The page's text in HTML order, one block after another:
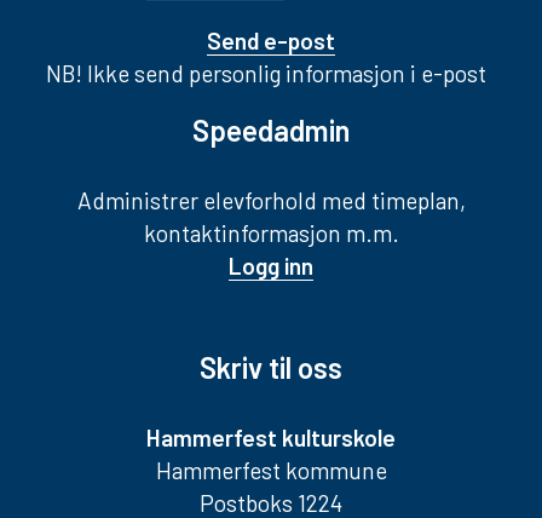
Send e-post
NB! Ikke send personlig informasjon i e-post
Speedadmin
Administrer elevforhold med timeplan,
kontaktinformasjon m.m.
Logg inn
Skriv til oss
Hammerfest kulturskole
Hammerfest kommune
Postboks 1224